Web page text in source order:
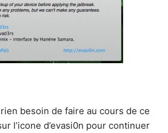
besoin de faire au cours de ce
l’icone d’evasi0n pour continuer